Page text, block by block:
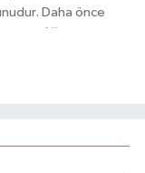
Daha önce
yapmış ve